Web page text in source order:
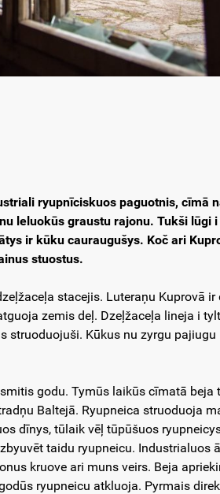
ryupnīciskuos paguotnis, cīmā
leluokūs graustu rajonu. Tukši lūgi i
ir kūku cauraugušys. Koč ari
stuostus.
stacejis. Luteraņu Kuprovā ir
zemis deļ. Dzeļžaceļa lineja i
struoduojuši. Kūkus nu zyrgu pajiugu
godu. Tymūs laikūs cīmatā beja
Baltejā. Ryupneica struoduoja
dīnys, tūlaik vēļ tūpūšuos
taidu ryupneicu. Industrialuos
kruove ari muns veirs. Beja
ryupneicu atkluoja. Pyrmais